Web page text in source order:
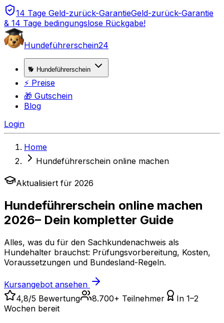
14 Tage Geld-zurück-GarantieGeld-zurück-Garantie
& 14 Tage bedingungslose Rückgabe!
Hundeführerschein24
🐕 Hundeführerschein
⚡ Preise
🎁 Gutschein
Blog
Login
Home
Hundeführerschein online machen
Aktualisiert für 2026
Hundeführerschein online machen
2026– Dein kompletter Guide
Alles, was du für den Sachkundenachweis als
Hundehalter brauchst: Prüfungsvorbereitung, Kosten,
Voraussetzungen und Bundesland-Regeln.
Kursangebot ansehen
4,8/5 Bewertung
8.700+ Teilnehmer
In 1–2
Wochen bereit